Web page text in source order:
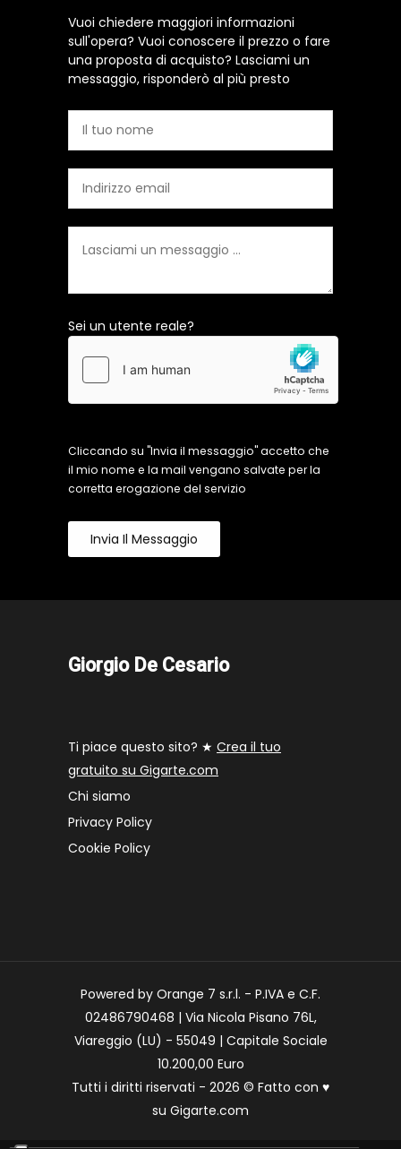
Vuoi chiedere maggiori informazioni
sull'opera? Vuoi conoscere il prezzo o fare
una proposta di acquisto? Lasciami un
messaggio, risponderò al più presto
Sei un utente reale?
Cliccando su "Invia il messaggio" accetto che
il mio nome e la mail vengano salvate per la
corretta erogazione del servizio
Invia Il Messaggio
Giorgio De Cesario
Ti piace questo sito? ★ Crea il tuo
gratuito su Gigarte.com
Chi siamo
Privacy Policy
Cookie Policy
Powered by Orange 7 s.r.l. - P.IVA e C.F.
02486790468 | Via Nicola Pisano 76L,
Viareggio (LU) - 55049 | Capitale Sociale
10.200,00 Euro
Tutti i diritti riservati - 2026 © Fatto con ♥
su Gigarte.com